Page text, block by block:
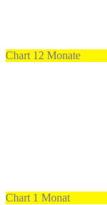
Chart 12 Monate
Chart 1 Monat